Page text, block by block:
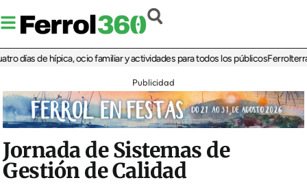
de hípica, ocio familiar y actividades para todos los públicosFerrolterra
Publicidad
Jornada de Sistemas de
Gestión de Calidad